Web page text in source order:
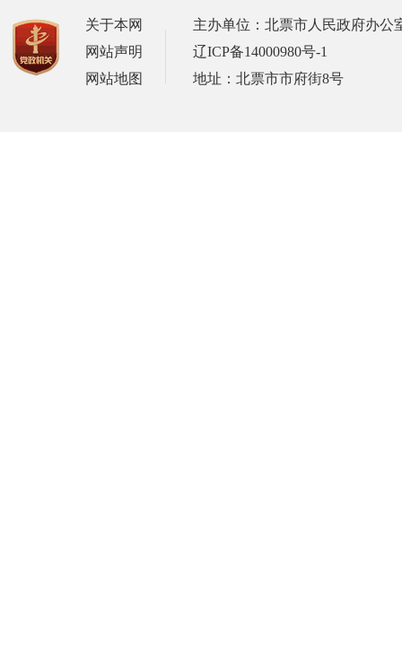
关于本网
网站声明
网站地图
主办单位：北票市人民政府办公
辽ICP备14000980号-1
地址：北票市市府街8号